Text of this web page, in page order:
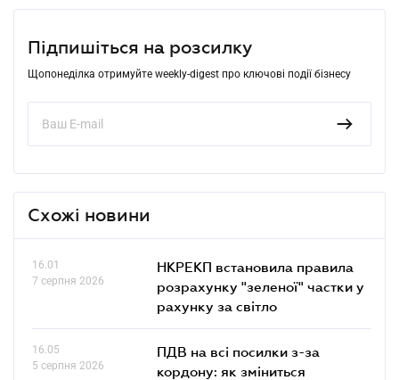
Підпишіться на розсилку
Щопонеділка отримуйте weekly-digest про ключові події бізнесу
Схожі новини
16.01
7 серпня 2026
НКРЕКП встановила правила
розрахунку "зеленої" частки у
рахунку за світло
16.05
5 серпня 2026
ПДВ на всі посилки з-за
кордону: як зміниться